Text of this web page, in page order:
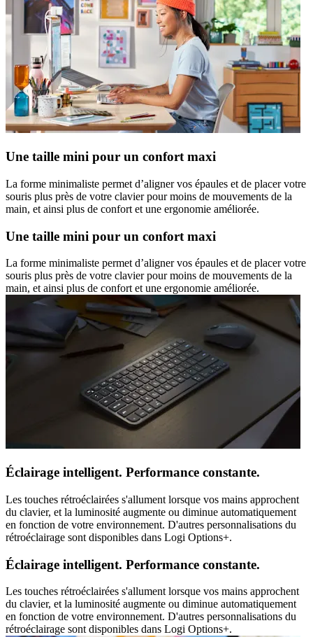
Une taille mini pour un confort maxi
La forme minimaliste permet d’aligner vos épaules et de placer votre
souris plus près de votre clavier pour moins de mouvements de la
main, et ainsi plus de confort et une ergonomie améliorée.
Une taille mini pour un confort maxi
La forme minimaliste permet d’aligner vos épaules et de placer votre
souris plus près de votre clavier pour moins de mouvements de la
main, et ainsi plus de confort et une ergonomie améliorée.
Éclairage intelligent. Performance constante.
Les touches rétroéclairées s'allument lorsque vos mains approchent
du clavier, et la luminosité augmente ou diminue automatiquement
en fonction de votre environnement. D'autres personnalisations du
rétroéclairage sont disponibles dans Logi Options+.
Éclairage intelligent. Performance constante.
Les touches rétroéclairées s'allument lorsque vos mains approchent
du clavier, et la luminosité augmente ou diminue automatiquement
en fonction de votre environnement. D'autres personnalisations du
rétroéclairage sont disponibles dans Logi Options+.